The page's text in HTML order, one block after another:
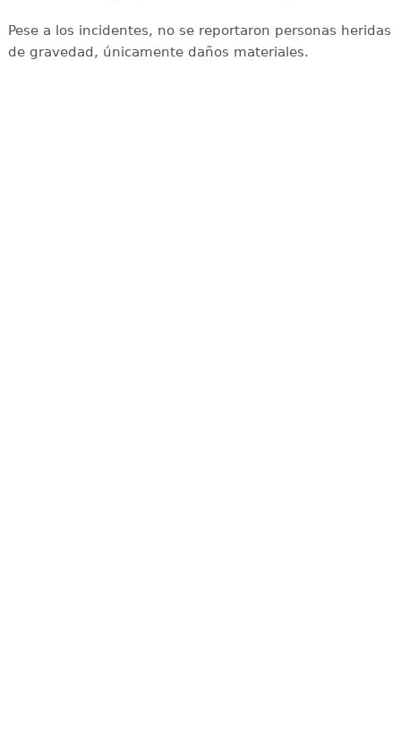
Pese a los incidentes, no se reportaron personas heridas
de gravedad, únicamente daños materiales.